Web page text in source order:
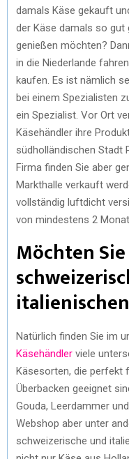
damals Käse gekauft
der Käse damals so
genießen möchten?
in die Niederlande
kaufen. Es ist nämlich
bei einem Spezialisten
ein Spezialist. Vor Ort
Käsehändler ihre
südholländischen Stadt
Firma finden Sie aber
Markthalle verkauft
vollständig luftdicht
von mindestens 2
Möchten
Natürlich finden Sie im
Käsehändler viele
Käsesorten, die perfekt
Überbacken geeignet
Gouda, Leerdammer
Webshop aber unter
schweizerische und